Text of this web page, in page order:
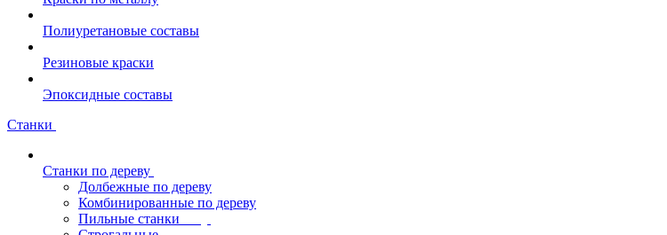
Полиуретановые составы
Резиновые краски
Эпоксидные составы
Станки
Станки по дереву
Долбежные по дереву
Комбинированные по дереву
Пильные станки